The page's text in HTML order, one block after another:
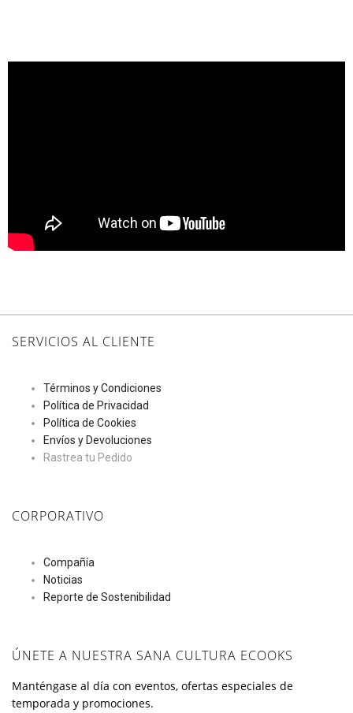
SERVICIOS AL CLIENTE
Términos y Condiciones
Política de Privacidad
Política de Cookies
Envíos y Devoluciones
Rastrea tu Pedido
CORPORATIVO
Compañía
Noticias
Reporte de Sostenibilidad
ÚNETE A NUESTRA SANA CULTURA ECOOKS
Manténgase al día con eventos, ofertas especiales de
temporada y promociones.